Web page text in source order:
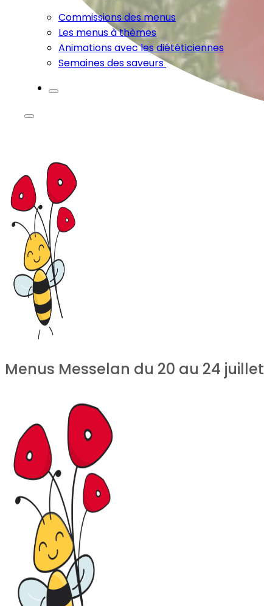
Commissions des menus
Les menus à thèmes
Animations avec les diététiciennes
Semaines des saveurs
Menus Messelan du 20 au 24 juillet